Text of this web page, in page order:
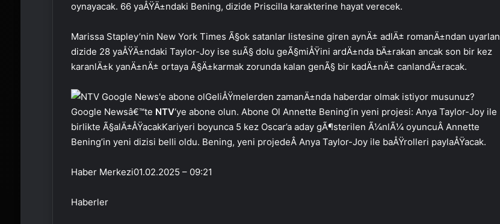
oynayacak. 66 yaÅŸÄ±ndaki Bening, dizide Priscilla karakterine hayat verecek.
Marissa Stapley’nin New York Times Ã§ok satanlar listesine giren aynÄ± adlÄ± romanÄ±ndan uyarlan
dizide 28 yaÅŸÄ±ndaki Taylor-Joy ise suÃ§ dolu geÃ§miÅŸini ardÄ±nda bÄ±rakan ancak son bir kez
karanlÄ±k yanÄ±nÄ± ortaya Ã§Ä±karmak zorunda kalan genÃ§ bir kadÄ±nÄ± canlandÄ±racak.
GeliÅŸmelerden zamanÄ±nda haberdar olmak istiyor musunuz?
Google Newsâ€™te NTV‘ye abone olun. Abone Ol Annette Bening’in yeni projesi: Anya Taylor-Joy ile
birlikte Ã§alÄ±ÅŸacakKariyeri boyunca 5 kez Oscar’a aday gÃ¶sterilen Ã¼nlÃ¼ oyuncuÂ Annette
Bening’in yeni dizisi belli oldu. Bening, yeni projedeÂ Anya Taylor-Joy ile baÅŸrolleri paylaÅŸacak.
Haber Merkezi01.02.2025 – 09:21
Haberler